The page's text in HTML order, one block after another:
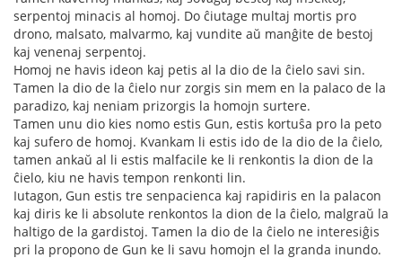
serpentoj minacis al homoj. Do ĉiutage multaj mortis pro
drono, malsato, malvarmo, kaj vundite aŭ manĝite de bestoj
kaj venenaj serpentoj.
Homoj ne havis ideon kaj petis al la dio de la ĉielo savi sin.
Tamen la dio de la ĉielo nur zorgis sin mem en la palaco de la
paradizo, kaj neniam prizorgis la homojn surtere.
Tamen unu dio kies nomo estis Gun, estis kortuŝa pro la peto
kaj sufero de homoj. Kvankam li estis ido de la dio de la ĉielo,
tamen ankaŭ al li estis malfacile ke li renkontis la dion de la
ĉielo, kiu ne havis tempon renkonti lin.
Iutagon, Gun estis tre senpacienca kaj rapidiris en la palacon
kaj diris ke li absolute renkontos la dion de la ĉielo, malgraŭ la
haltigo de la gardistoj. Tamen la dio de la ĉielo ne interesiĝis
pri la propono de Gun ke li savu homojn el la granda inundo.